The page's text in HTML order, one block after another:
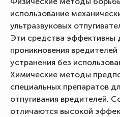
использование
ультразвуковых
Эти средства эффективны
проникновения
устранения без
Химические методы
специальных препаратов
отпугивания вредителей.
отличаются высокой